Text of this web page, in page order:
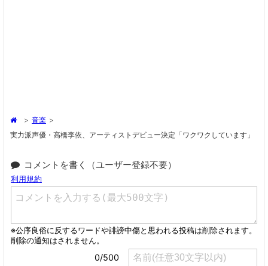
> 音楽 >
実力派声優・高橋李依、アーティストデビュー決定「ワクワクしています」
コメントを書く（ユーザー登録不要）